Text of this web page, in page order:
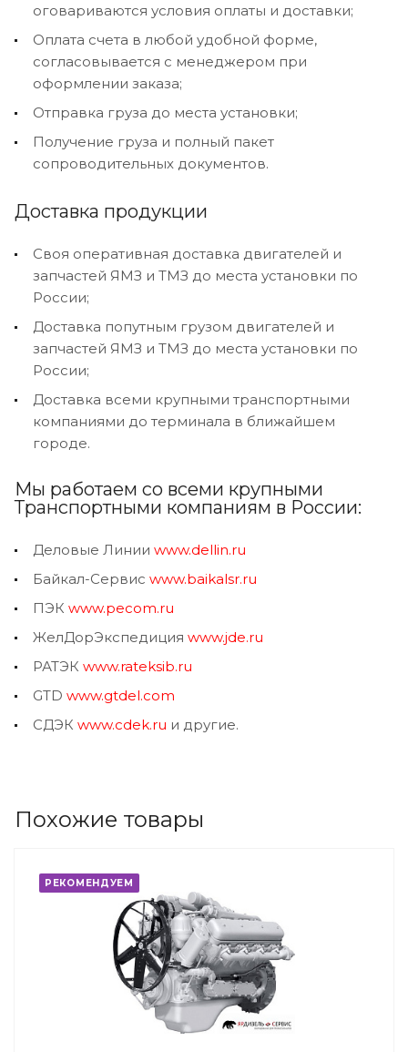
оговариваются условия оплаты и доставки;
Оплата счета в любой удобной форме,
согласовывается с менеджером при
оформлении заказа;
Отправка груза до места установки;
Получение груза и полный пакет
сопроводительных документов.
Доставка продукции
Своя оперативная доставка двигателей и
запчастей ЯМЗ и ТМЗ до места установки по
России;
Доставка попутным грузом двигателей и
запчастей ЯМЗ и ТМЗ до места установки по
России;
Доставка всеми крупными транспортными
компаниями до терминала в ближайшем
городе.
Мы работаем со всеми крупными
Транспортными компаниям в России:
Деловые Линии www.dellin.ru
Байкал-Сервис www.baikalsr.ru
ПЭК www.pecom.ru
ЖелДорЭкспедиция www.jde.ru
РАТЭК www.rateksib.ru
GTD www.gtdel.com
СДЭК www.cdek.ru и другие.
Похожие товары
РЕКОМЕНДУЕМ